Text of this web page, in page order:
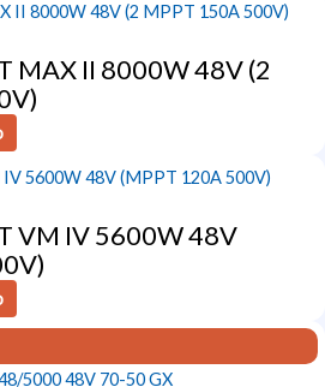
MAX II 8000W 48V (2
VM IV 5600W 48V